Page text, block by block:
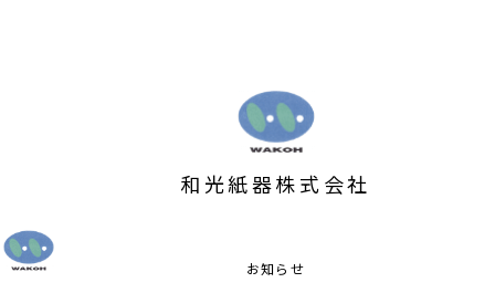
和光紙器株式会社
お知らせ